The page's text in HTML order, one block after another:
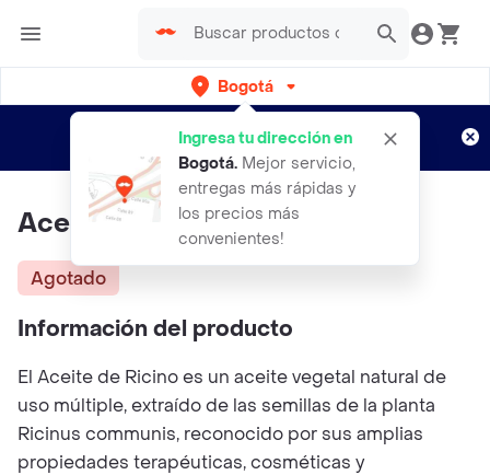
Bogotá
Ingresa tu dirección en
Bogotá. Mejor servicio,
entregas más rápidas y
los precios más
convenientes!
envíos gratis por semanas
Aplican TyC
Aceite De Ricino X25ml
Agotado
Información del producto
El Aceite de Ricino es un aceite vegetal natural de
uso múltiple, extraído de las semillas de la planta
Ricinus communis, reconocido por sus amplias
propiedades terapéuticas, cosméticas y